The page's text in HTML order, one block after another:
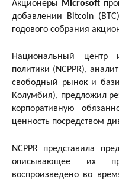
Акционеры Microsoft
добавлении Bitcoin
годового собрания
Национальный центр
политики (NCPPR),
свободный рынок и
Колумбия), предложил
корпоративную
ценность посредством
NCPPR представила
описывающее их
воспроизведено во